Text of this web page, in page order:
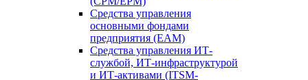
Средства управления
основными фондами
предприятия (EAM)
Средства управления ИТ-
службой, ИТ-инфраструктурой
и ИТ-активами (ITSM-